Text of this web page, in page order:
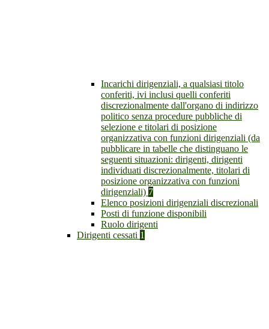
Incarichi dirigenziali, a qualsiasi titolo
conferiti, ivi inclusi quelli conferiti
discrezionalmente dall'organo di indirizzo
politico senza procedure pubbliche di
selezione e titolari di posizione
organizzativa con funzioni dirigenziali (da
pubblicare in tabelle che distinguano le
seguenti situazioni: dirigenti, dirigenti
individuati discrezionalmente, titolari di
posizione organizzativa con funzioni
dirigenziali) 7
Elenco posizioni dirigenziali discrezionali
Posti di funzione disponibili
Ruolo dirigenti
Dirigenti cessati 1